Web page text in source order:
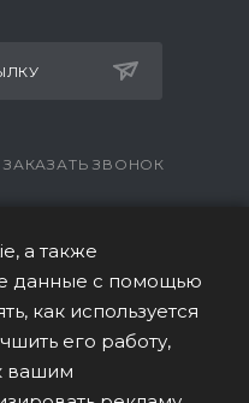
ЗАКАЗАТЬ ЗВОНОК
ш., 28А, 1 этаж
а также
данные с помощью
как используется
его работу,
вашим